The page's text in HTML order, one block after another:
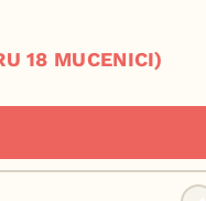
18 MUCENICI)